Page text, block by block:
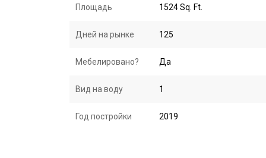
Площадь 1524 Sq. Ft.
Дней на рынке 125
Мебелировано? Да
Вид на воду 1
Год постройки 2019